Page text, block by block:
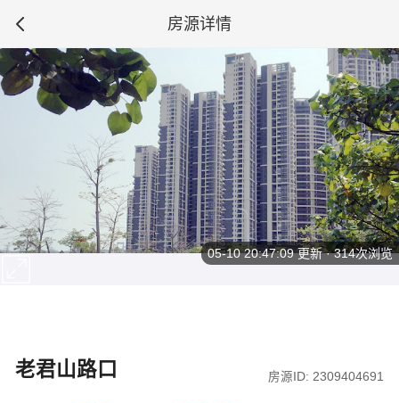
房源详情
老君山路口 房源ID: 2309404691
05-10 20:47:09更新 · 314次浏览